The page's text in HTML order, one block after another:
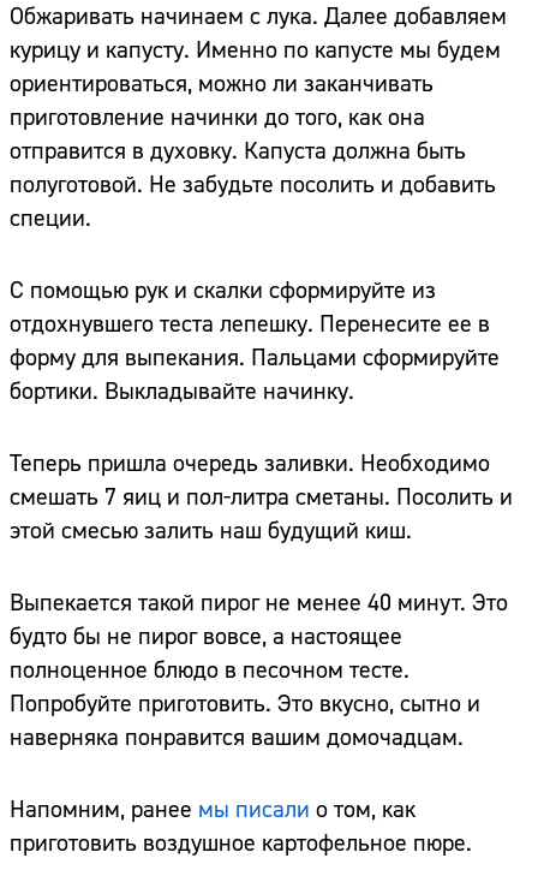
Обжаривать начинаем с лука. Далее добавляем
курицу и капусту. Именно по капусте мы будем
ориентироваться, можно ли заканчивать
приготовление начинки до того, как она
отправится в духовку. Капуста должна быть
полуготовой. Не забудьте посолить и добавить
специи.
С помощью рук и скалки сформируйте из
отдохнувшего теста лепешку. Перенесите ее в
форму для выпекания. Пальцами сформируйте
бортики. Выкладывайте начинку.
Теперь пришла очередь заливки. Необходимо
смешать 7 яиц и пол-литра сметаны. Посолить и
этой смесью залить наш будущий киш.
Выпекается такой пирог не менее 40 минут. Это
будто бы не пирог вовсе, а настоящее
полноценное блюдо в песочном тесте.
Попробуйте приготовить. Это вкусно, сытно и
наверняка понравится вашим домочадцам.
Напомним, ранее мы писали о том, как
приготовить воздушное картофельное пюре.